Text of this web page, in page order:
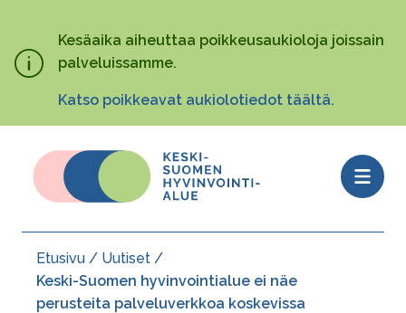
pääsisältöönKesäaika aiheuttaa poikkeusaukioloja joissain
palveluissamme.
Katso poikkeavat aukiolotiedot täältä.
Open
menu
Murupolku
Etusivu
Uutiset
Keski-Suomen hyvinvointialue ei näe
perusteita palveluverkkoa koskevissa